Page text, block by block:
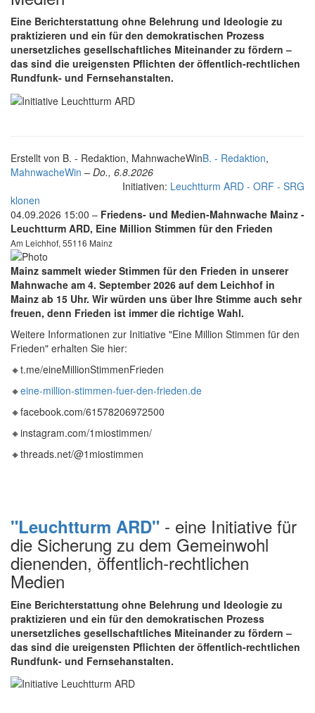
Eine Berichterstattung ohne Belehrung und Ideologie zu
praktizieren und ein für den demokratischen Prozess
unersetzliches gesellschaftliches Miteinander zu fördern –
das sind die ureigensten Pflichten der öffentlich-rechtlichen
Rundfunk- und Fernsehanstalten.
Erstellt von B. - Redaktion, MahnwacheWinB. - Redaktion,
MahnwacheWin – Do., 6.8.2026
Initiativen: Leuchtturm ARD - ORF - SRG
klonen
04.09.2026 15:00 – Friedens- und Medien-Mahnwache Mainz -
Leuchtturm ARD, Eine Million Stimmen für den Frieden
Am Leichhof, 55116 Mainz
Mainz sammelt wieder Stimmen für den Frieden in unserer
Mahnwache am 4. September2026 auf dem Leichhof in
Mainz ab 15 Uhr. Wir würden uns über Ihre Stimme auch sehr
freuen, denn Frieden ist immer die richtige Wahl.
Weitere Informationen zur Initiative "Eine Million Stimmen für den
Frieden" erhalten Sie hier:
🔸t.me/eineMillionStimmenFrieden
🔸eine-million-stimmen-fuer-den-frieden.de
🔸facebook.com/61578206972500
🔸instagram.com/1miostimmen/
🔸threads.net/@1miostimmen
"Leuchtturm ARD" - eine Initiative für
die Sicherung zu dem Gemeinwohl
dienenden, öffentlich-rechtlichen
Medien
Eine Berichterstattung ohne Belehrung und Ideologie zu
praktizieren und ein für den demokratischen Prozess
unersetzliches gesellschaftliches Miteinander zu fördern –
das sind die ureigensten Pflichten der öffentlich-rechtlichen
Rundfunk- und Fernsehanstalten.